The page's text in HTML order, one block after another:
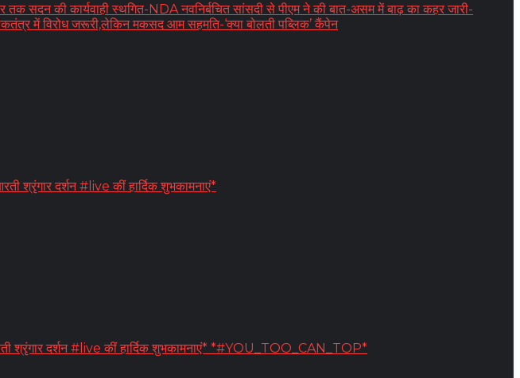
की कार्यवाही स्थगित-NDA नवनिर्बचित सांसदी से पीएम ने की बात-असम में बाढ़ का कहर जारी-
में विरोध जरूरी,लेकिन मकसद आम सहमति-‘क्या बोलती पब्लिक’ कैंपेन
श्रृंगार दर्शन #live कीं हार्दिक शुभकामनाएं*
श्रृंगार दर्शन #live कीं हार्दिक शुभकामनाएं* *#YOU_TOO_CAN_TOP*